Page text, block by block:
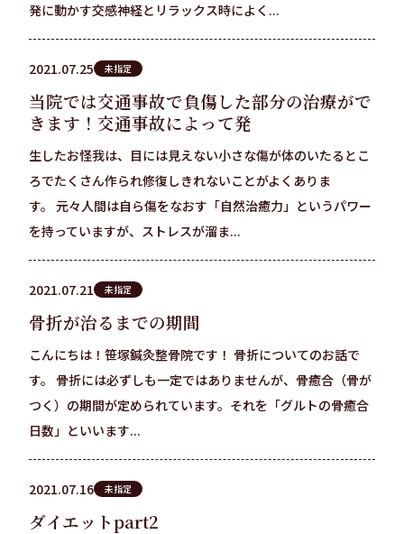
発に動かす交感神経とリラックス時によく...
2021.07.25 未指定
当院では交通事故で負傷した部分の治療がで
きます！交通事故によって発
生したお怪我は、目には見えない小さな傷が体のいたるとこ
ろでたくさん作られ修復しきれないことがよくありま
す。 元々人間は自ら傷をなおす「自然治癒力」というパワー
を持っていますが、ストレスが溜ま...
2021.07.21 未指定
骨折が治るまでの期間
こんにちは！笹塚鍼灸整骨院です！ 骨折についてのお話で
す。 骨折には必ずしも一定ではありませんが、骨癒合（骨が
つく）の期間が定められています。それを「グルトの骨癒合
日数」といいます...
2021.07.16 未指定
ダイエットpart2